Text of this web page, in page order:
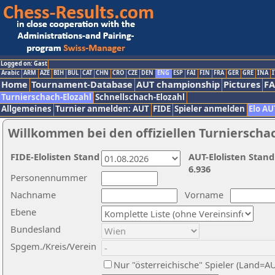
Logged on: Gast
Arabic ARM AZE BIH BUL CAT CHN CRO CZE DEN ENG ESP FAI FIN FRA GER GRE INA
Home Tournament-Database AUT championship Pictures
Turnierschach-Elozahl Schnellschach-Elozahl
Allgemeines Turnier anmelden: AUT FIDE Spieler anmelden Elo
Willkommen bei den offiziellen
Nachname
Vorname
Ebene
Personennummer
Bundesland
Spgem./Kreis/Verein
Nur "österreichische" Spieler
AUT-Elolisten
6.936
FIDE-Elolisten Stand